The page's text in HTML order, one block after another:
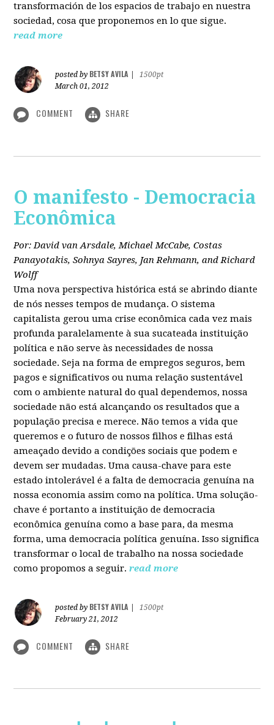
transformación de los espacios de trabajo en nuestra
sociedad, cosa que proponemos en lo que sigue.
read more
posted by BETSY AVILA
1500pt
March 01, 2012
COMMENT SHARE
O manifesto - Democracia
Econômica
Por: David van Arsdale, Michael McCabe, Costas
Panayotakis, Sohnya Sayres, Jan Rehmann, and Richard
Wolff
Uma nova perspectiva histórica está se abrindo diante
de nós nesses tempos de mudança. O sistema
capitalista gerou uma crise econômica cada vez mais
profunda paralelamente à sua sucateada instituição
política e não serve às necessidades de nossa
sociedade. Seja na forma de empregos seguros, bem
pagos e significativos ou numa relação sustentável
com o ambiente natural do qual dependemos, nossa
sociedade não está alcançando os resultados que a
população precisa e merece. Não temos a vida que
queremos e o futuro de nossos filhos e filhas está
ameaçado devido a condições sociais que podem e
devem ser mudadas. Uma causa-chave para este
estado intolerável é a falta de democracia genuína na
nossa economia assim como na política. Uma solução-
chave é portanto a instituição de democracia
econômica genuína como a base para, da mesma
forma, uma democracia política genuína. Isso significa
transformar o local de trabalho na nossa sociedade
como propomos a seguir. read more
posted by BETSY AVILA
1500pt
February 21, 2012
COMMENT SHARE